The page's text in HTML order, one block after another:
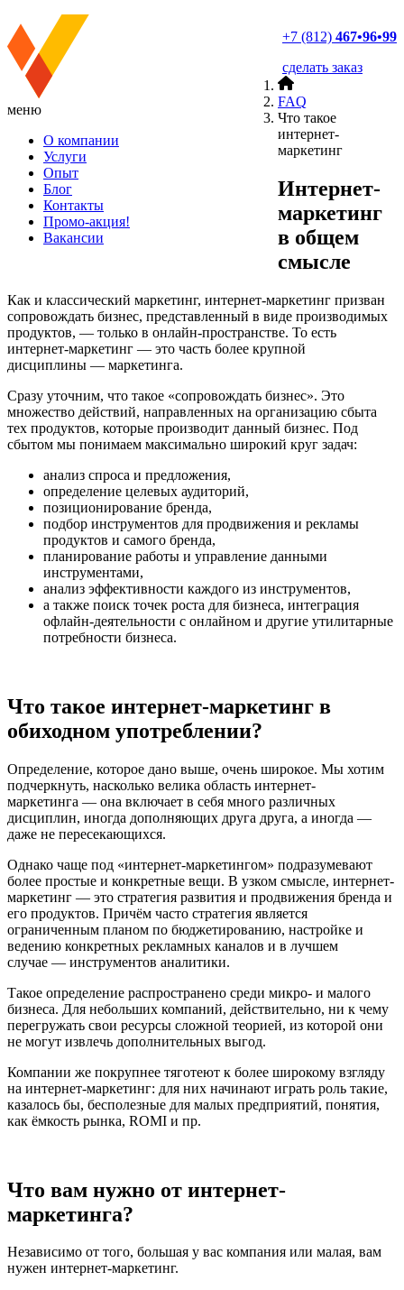
меню
О компании
Услуги
Опыт
Блог
Контакты
Промо-акция!
Вакансии
+7 (812) 467•96•99
сделать заказ
FAQ
Что такое
интернет-
маркетинг
Интернет-
маркетинг
в общем
смысле
Как и классический маркетинг, интернет-маркетинг призван
сопровождать бизнес, представленный в виде производимых
продуктов, — только в онлайн-пространстве. То есть
интернет-маркетинг — это часть более крупной
дисциплины — маркетинга.
Сразу уточним, что такое «сопровождать бизнес». Это
множество действий, направленных на организацию сбыта
тех продуктов, которые производит данный бизнес. Под
сбытом мы понимаем максимально широкий круг задач:
анализ спроса и предложения,
определение целевых аудиторий,
позиционирование бренда,
подбор инструментов для продвижения и рекламы
продуктов и самого бренда,
планирование работы и управление данными
инструментами,
анализ эффективности каждого из инструментов,
а также поиск точек роста для бизнеса, интеграция
офлайн-деятельности с онлайном и другие утилитарные
потребности бизнеса.
Что такое интернет-маркетинг в
обиходном употреблении?
Определение, которое дано выше, очень широкое. Мы хотим
подчеркнуть, насколько велика область интернет-
маркетинга — она включает в себя много различных
дисциплин, иногда дополняющих друга друга, а иногда —
даже не пересекающихся.
Однако чаще под «интернет-маркетингом» подразумевают
более простые и конкретные вещи. В узком смысле, интернет-
маркетинг — это стратегия развития и продвижения бренда и
его продуктов. Причём часто стратегия является
ограниченным планом по бюджетированию, настройке и
ведению конкретных рекламных каналов и в лучшем
случае — инструментов аналитики.
Такое определение распространено среди микро- и малого
бизнеса. Для небольших компаний, действительно, ни к чему
перегружать свои ресурсы сложной теорией, из которой они
не могут извлечь дополнительных выгод.
Компании же покрупнее тяготеют к более широкому взгляду
на интернет-маркетинг: для них начинают играть роль такие,
казалось бы, бесполезные для малых предприятий, понятия,
как ёмкость рынка, ROMI и пр.
Что вам нужно от интернет-
маркетинга?
Независимо от того, большая у вас компания или малая, вам
нужен интернет-маркетинг.